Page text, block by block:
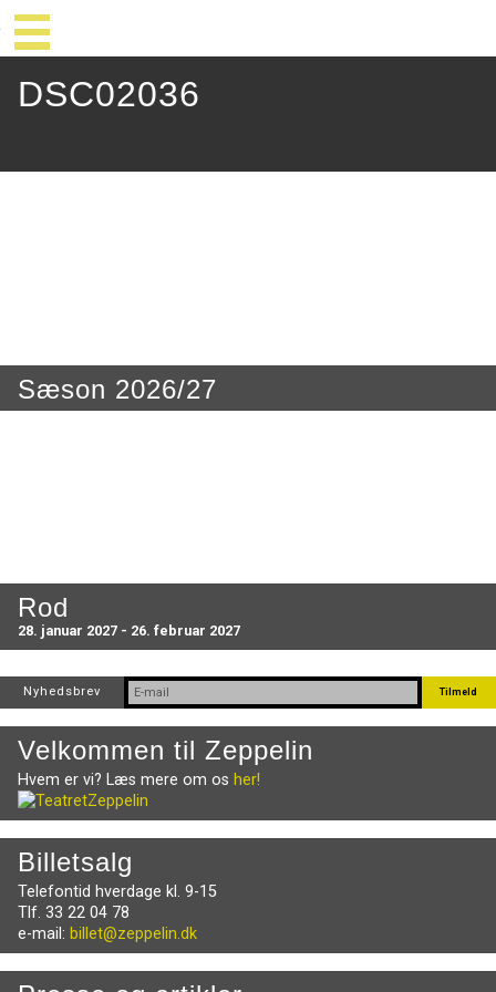
DSC02036
Sæson 2026/27
Rod
28. januar 2027 - 26. februar 2027
Nyhedsbrev
Velkommen til Zeppelin
Hvem er vi? Læs mere om os her!
Billetsalg
Telefontid hverdage kl. 9-15
Tlf. 33 22 04 78
e-mail: billet@zeppelin.dk